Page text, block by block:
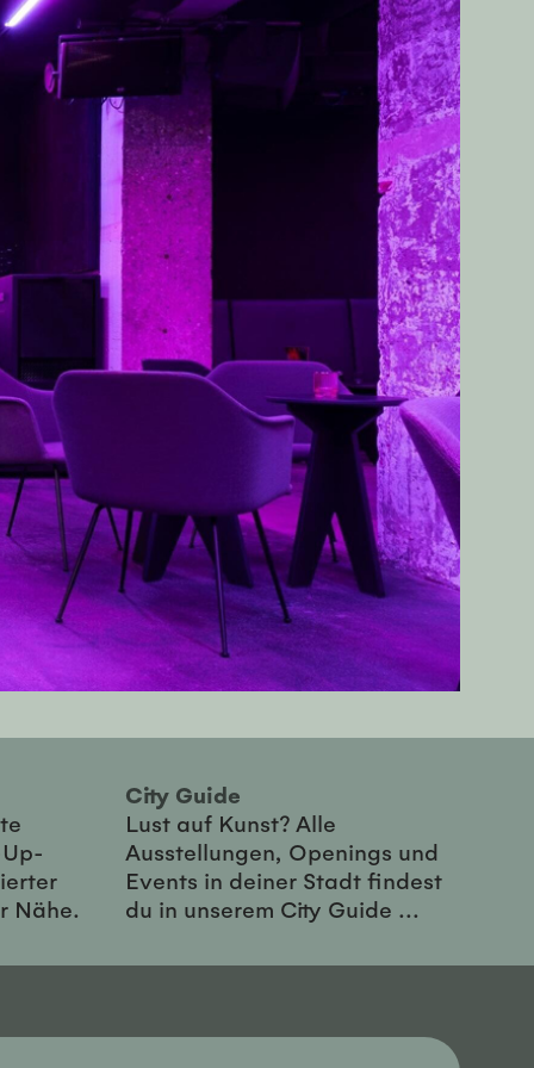
Nähe.
City Guide
Lust auf Kunst? Alle
Ausstellungen, Openings und
Events in deiner Stadt findest
du in unserem City Guide ...